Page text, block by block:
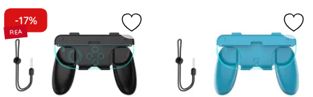
-17%
Markera jYS 2 st Nintendo Switch